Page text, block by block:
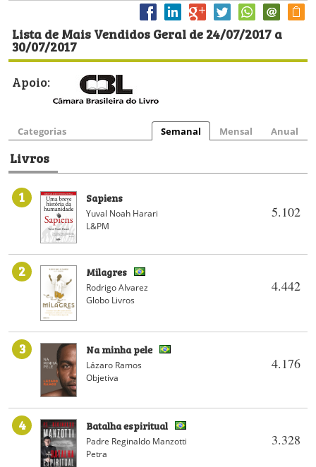
Lista de Mais Vendidos Geral de 24/07/2017 a
30/07/2017
Apoio:
Categorias Semanal Mensal Anual
Livros
1
5.102
Sapiens
Yuval Noah Harari
L&PM
2
4.442
Milagres
Rodrigo Alvarez
Globo Livros
3
4.176
Na minha pele
Lázaro Ramos
Objetiva
4
3.328
Batalha espiritual
Padre Reginaldo Manzotti
Petra